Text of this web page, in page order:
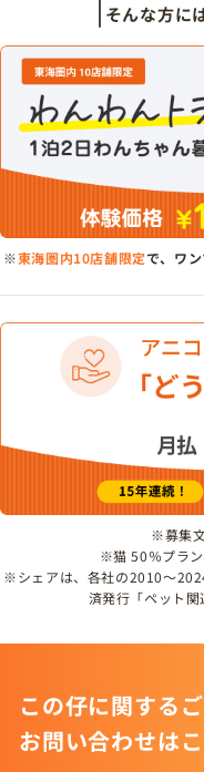
そんな方に
※東海圏内10店舗限定で、ワ
※募集
※猫 50％プラン
※シェアは、各社の2010～
済発行「ペット
この仔に関する
お問い合わせはこ